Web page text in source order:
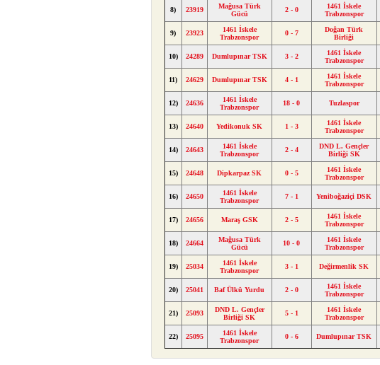
8) 23919
Mağusa Türk
Gücü
2 - 0
1461 İskele
Trabzonspor
9) 23923
1461 İskele
Trabzonspor
0 - 7
Doğan Türk
Birliği
10) 24289 Dumlupınar TSK 3 - 2
1461 İskele
Trabzonspor
11) 24629 Dumlupınar TSK 4 - 1
1461 İskele
Trabzonspor
12) 24636
1461 İskele
Trabzonspor
18 - 0 Tuzlaspor
13) 24640 Yedikonuk SK 1 - 3
1461 İskele
Trabzonspor
14) 24643
1461 İskele
Trabzonspor
2 - 4
DND L. Gençler
Birliği SK
15) 24648 Dipkarpaz SK 0 - 5
1461 İskele
Trabzonspor
16) 24650
1461 İskele
Trabzonspor
7 - 1 Yeniboğaziçi DSK
17) 24656 Maraş GSK 2 - 5
1461 İskele
Trabzonspor
18) 24664
Mağusa Türk
Gücü
10 - 0
1461 İskele
Trabzonspor
19) 25034
1461 İskele
Trabzonspor
3 - 1 Değirmenlik SK
20) 25041 Baf Ülkü Yurdu 2 - 0
1461 İskele
Trabzonspor
21) 25093
DND L. Gençler
Birliği SK
5 - 1
1461 İskele
Trabzonspor
22) 25095
1461 İskele
Trabzonspor
0 - 6 Dumlupınar TSK